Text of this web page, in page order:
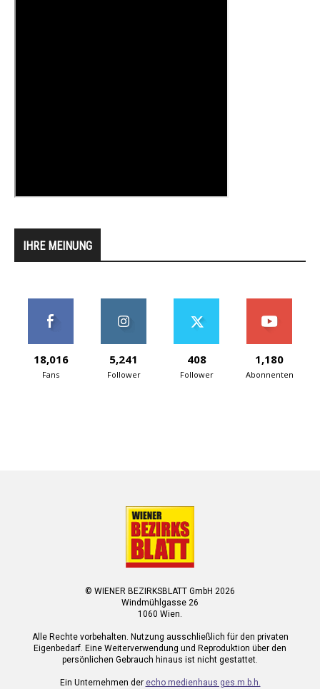
IHRE MEINUNG
18,016
Fans
5,241
Follower
408
Follower
1,180
Abonnenten
© WIENER BEZIRKSBLATT GmbH 2026
Windmühlgasse 26
1060 Wien.
Alle Rechte vorbehalten. Nutzung ausschließlich für den privaten
Eigenbedarf. Eine Weiterverwendung und Reproduktion über den
persönlichen Gebrauch hinaus ist nicht gestattet.
Ein Unternehmen der echo medienhaus ges.m.b.h.